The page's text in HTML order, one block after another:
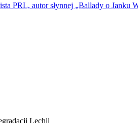
PRL, autor słynnej „Ballady o Janku
Lechii